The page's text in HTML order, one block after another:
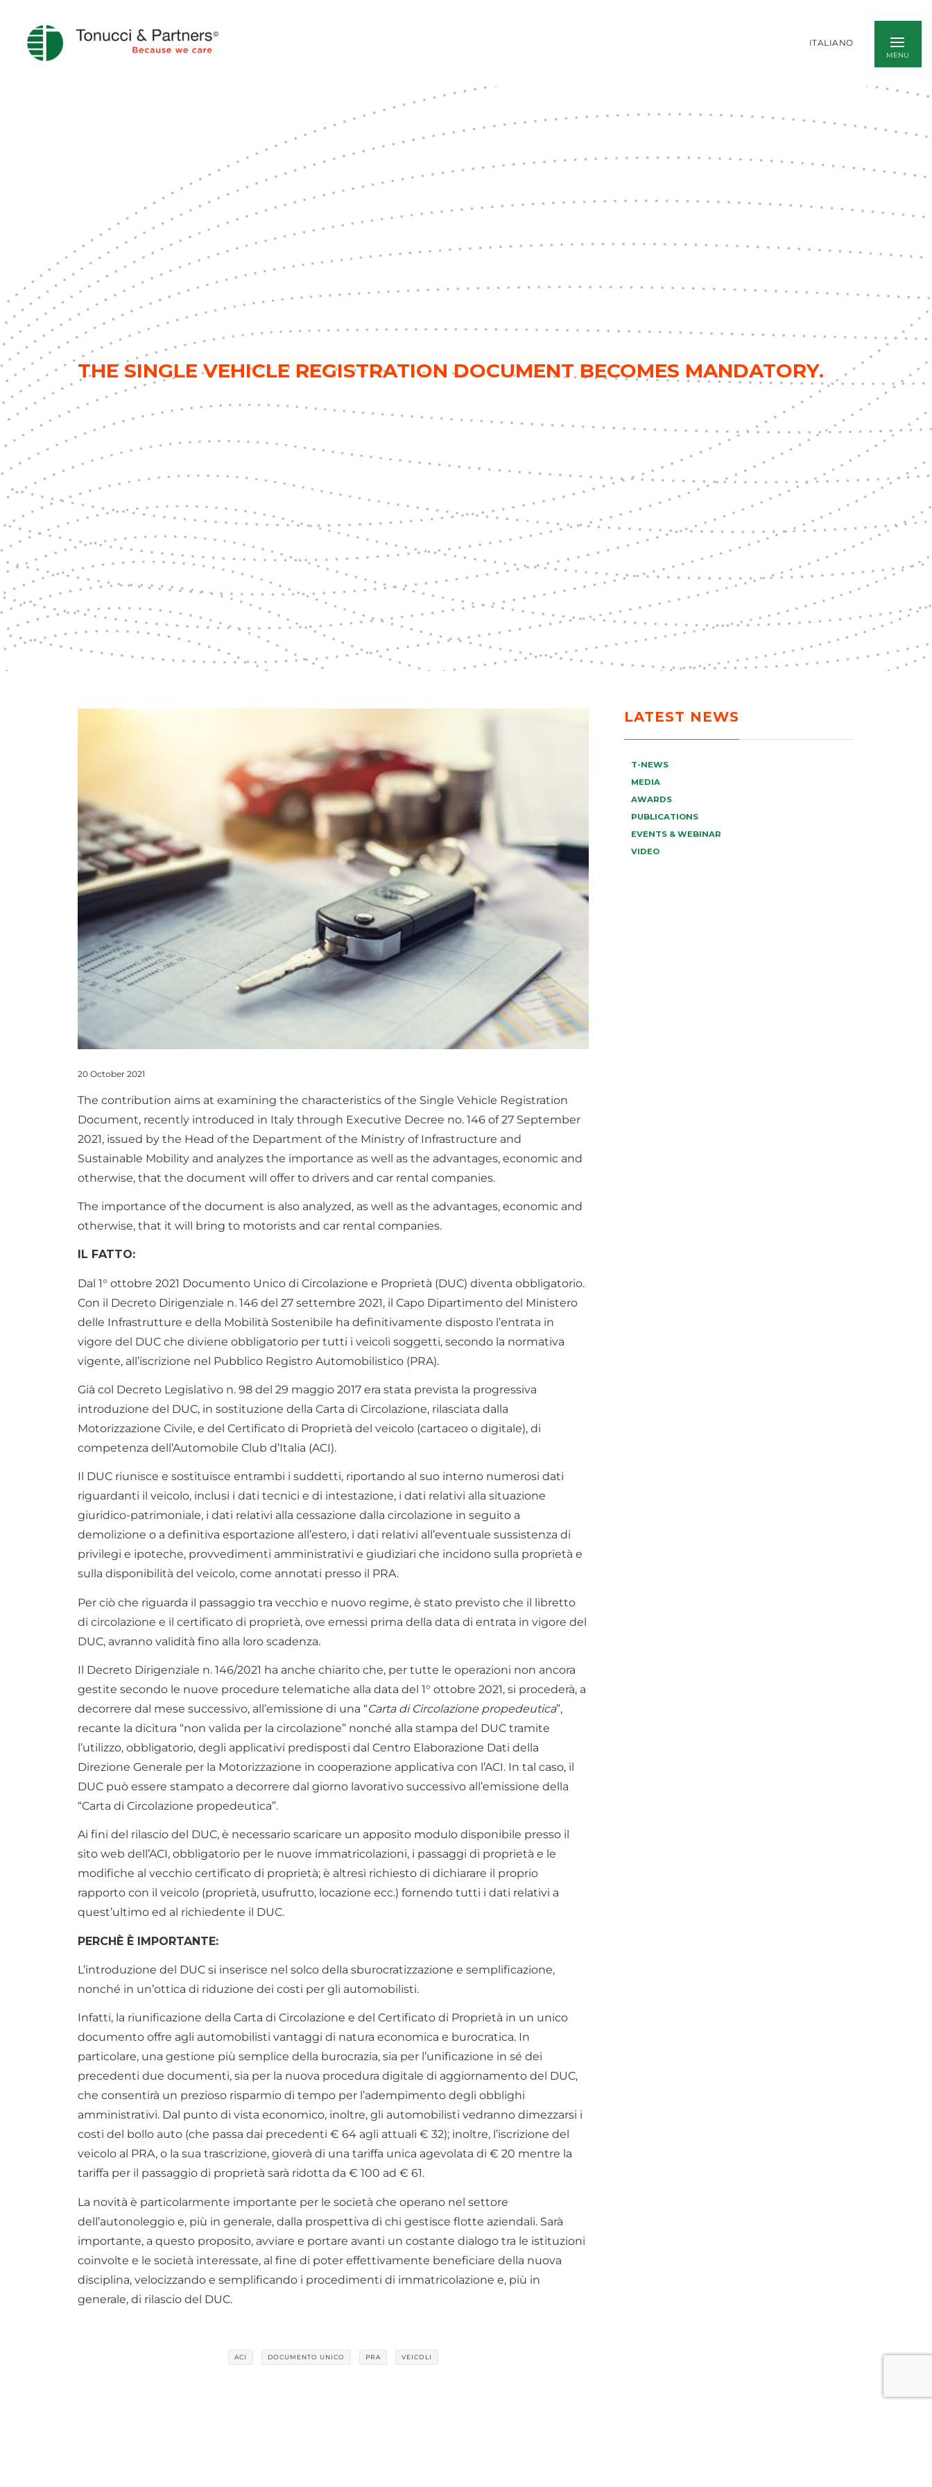
ITALIANO
THE SINGLE VEHICLE REGISTRATION DOCUMENT BECOMES MANDATORY.
20 October 2021
The contribution aims at examining the characteristics of the Single Vehicle Registration
Document, recently introduced in Italy through Executive Decree no. 146 of 27 September
2021, issued by the Head of the Department of the Ministry of Infrastructure and
Sustainable Mobility and analyzes the importance as well as the advantages, economic and
otherwise, that the document will offer to drivers and car rental companies.
The importance of the document is also analyzed, as well as the advantages, economic and
otherwise, that it will bring to motorists and car rental companies.
IL FATTO:
Dal 1° ottobre 2021 Documento Unico di Circolazione e Proprietà (DUC) diventa obbligatorio.
Con il Decreto Dirigenziale n. 146 del 27 settembre 2021, il Capo Dipartimento del Ministero
delle Infrastrutture e della Mobilità Sostenibile ha definitivamente disposto l’entrata in
vigore del DUC che diviene obbligatorio per tutti i veicoli soggetti, secondo la normativa
vigente, all’iscrizione nel Pubblico Registro Automobilistico (PRA).
Già col Decreto Legislativo n. 98 del 29 maggio 2017 era stata prevista la progressiva
introduzione del DUC, in sostituzione della Carta di Circolazione, rilasciata dalla
Motorizzazione Civile, e del Certificato di Proprietà del veicolo (cartaceo o digitale), di
competenza dell’Automobile Club d’Italia (ACI).
Il DUC riunisce e sostituisce entrambi i suddetti, riportando al suo interno numerosi dati
riguardanti il veicolo, inclusi i dati tecnici e di intestazione, i dati relativi alla situazione
giuridico-patrimoniale, i dati relativi alla cessazione dalla circolazione in seguito a
demolizione o a definitiva esportazione all’estero, i dati relativi all’eventuale sussistenza di
privilegi e ipoteche, provvedimenti amministrativi e giudiziari che incidono sulla proprietà e
sulla disponibilità del veicolo, come annotati presso il PRA.
Per ciò che riguarda il passaggio tra vecchio e nuovo regime, è stato previsto che il libretto
di circolazione e il certificato di proprietà, ove emessi prima della data di entrata in vigore del
DUC, avranno validità fino alla loro scadenza.
Il Decreto Dirigenziale n. 146/2021 ha anche chiarito che, per tutte le operazioni non ancora
gestite secondo le nuove procedure telematiche alla data del 1° ottobre 2021, si procederà, a
decorrere dal mese successivo, all’emissione di una “Carta di Circolazione propedeutica”,
recante la dicitura “non valida per la circolazione” nonché alla stampa del DUC tramite
l’utilizzo, obbligatorio, degli applicativi predisposti dal Centro Elaborazione Dati della
Direzione Generale per la Motorizzazione in cooperazione applicativa con l’ACI. In tal caso, il
DUC può essere stampato a decorrere dal giorno lavorativo successivo all’emissione della
“Carta di Circolazione propedeutica”.
Ai fini del rilascio del DUC, è necessario scaricare un apposito modulo disponibile presso il
sito web dell’ACI, obbligatorio per le nuove immatricolazioni, i passaggi di proprietà e le
modifiche al vecchio certificato di proprietà; è altresì richiesto di dichiarare il proprio
rapporto con il veicolo (proprietà, usufrutto, locazione ecc.) fornendo tutti i dati relativi a
quest’ultimo ed al richiedente il DUC.
PERCHÈ È IMPORTANTE:
L’introduzione del DUC si inserisce nel solco della sburocratizzazione e semplificazione,
nonché in un’ottica di riduzione dei costi per gli automobilisti.
Infatti, la riunificazione della Carta di Circolazione e del Certificato di Proprietà in un unico
documento offre agli automobilisti vantaggi di natura economica e burocratica. In
particolare, una gestione più semplice della burocrazia, sia per l’unificazione in sé dei
precedenti due documenti, sia per la nuova procedura digitale di aggiornamento del DUC,
che consentirà un prezioso risparmio di tempo per l’adempimento degli obblighi
amministrativi. Dal punto di vista economico, inoltre, gli automobilisti vedranno dimezzarsi i
costi del bollo auto (che passa dai precedenti € 64 agli attuali € 32); inoltre, l’iscrizione del
veicolo al PRA, o la sua trascrizione, gioverà di una tariffa unica agevolata di € 20 mentre la
tariffa per il passaggio di proprietà sarà ridotta da € 100 ad € 61.
La novità è particolarmente importante per le società che operano nel settore
dell’autonoleggio e, più in generale, dalla prospettiva di chi gestisce flotte aziendali. Sarà
importante, a questo proposito, avviare e portare avanti un costante dialogo tra le istituzioni
coinvolte e le società interessate, al fine di poter effettivamente beneficiare della nuova
disciplina, velocizzando e semplificando i procedimenti di immatricolazione e, più in
generale, di rilascio del DUC.
ACI DOCUMENTO UNICO PRA VEICOLI
LATEST NEWS
T-NEWS
MEDIA
AWARDS
PUBLICATIONS
EVENTS & WEBINAR
VIDEO